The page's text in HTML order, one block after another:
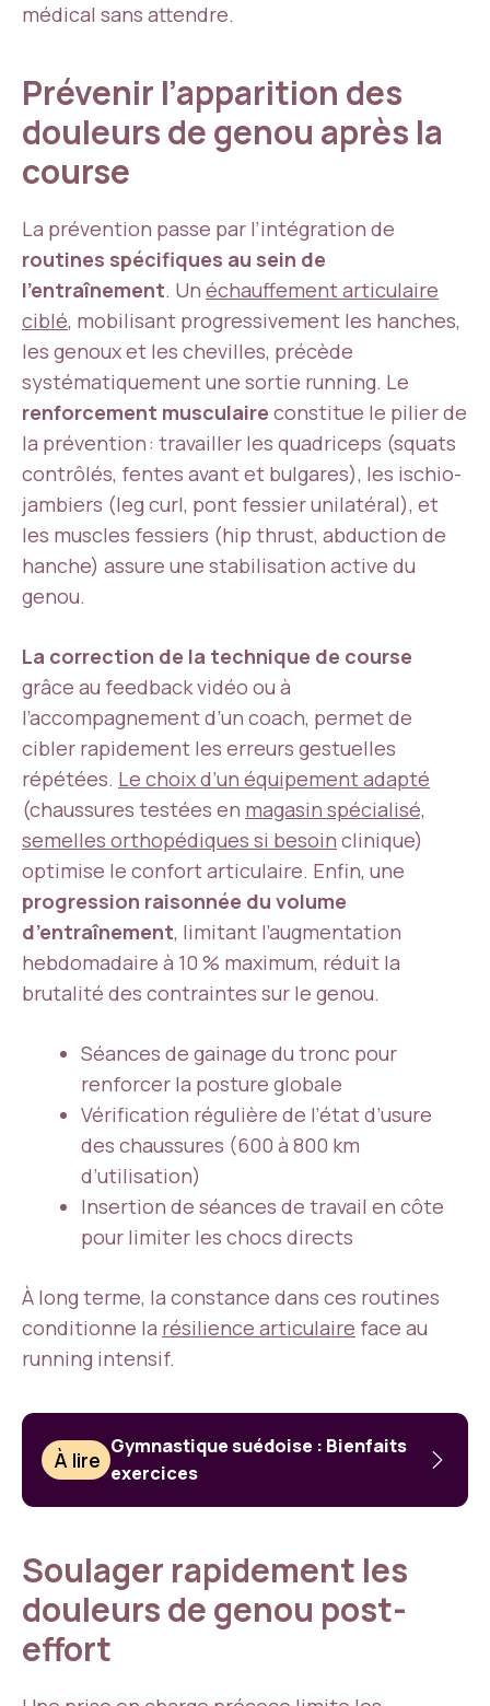
médical sans attendre.
Prévenir l’apparition des
douleurs de genou après la
course
La prévention passe par l’intégration de
routines spécifiques au sein de
l’entraînement. Un échauffement articulaire
ciblé, mobilisant progressivement les hanches,
les genoux et les chevilles, précède
systématiquement une sortie running. Le
renforcement musculaire constitue le pilier de
la prévention : travailler les quadriceps (squats
contrôlés, fentes avant et bulgares), les ischio-
jambiers (leg curl, pont fessier unilatéral), et
les muscles fessiers (hip thrust, abduction de
hanche) assure une stabilisation active du
genou.
La correction de la technique de course
grâce au feedback vidéo ou à
l’accompagnement d’un coach, permet de
cibler rapidement les erreurs gestuelles
répétées. Le choix d’un équipement adapté
(chaussures testées en magasin spécialisé,
semelles orthopédiques si besoin clinique)
optimise le confort articulaire. Enfin, une
progression raisonnée du volume
d’entraînement, limitant l’augmentation
hebdomadaire à 10 % maximum, réduit la
brutalité des contraintes sur le genou.
Séances de gainage du tronc pour
renforcer la posture globale
Vérification régulière de l’état d’usure
des chaussures (600 à 800 km
d’utilisation)
Insertion de séances de travail en côte
pour limiter les chocs directs
À long terme, la constance dans ces routines
conditionne la résilience articulaire face au
running intensif.
À lire
Gymnastique suédoise : Bienfaits
exercices
Soulager rapidement les
douleurs de genou post-
effort